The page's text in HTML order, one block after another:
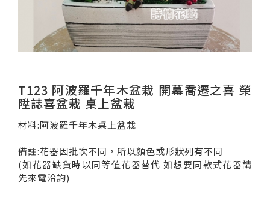
T123 阿波羅千年木盆栽 開幕喬遷之喜 榮
陞誌喜盆栽 桌上盆栽
材料:阿波羅千年木桌上盆栽
備註:花器因批次不同，所以顏色或形狀列有不同
(如花器缺貨時以同等值花器替代 如想要同款式花器請
先來電洽詢)